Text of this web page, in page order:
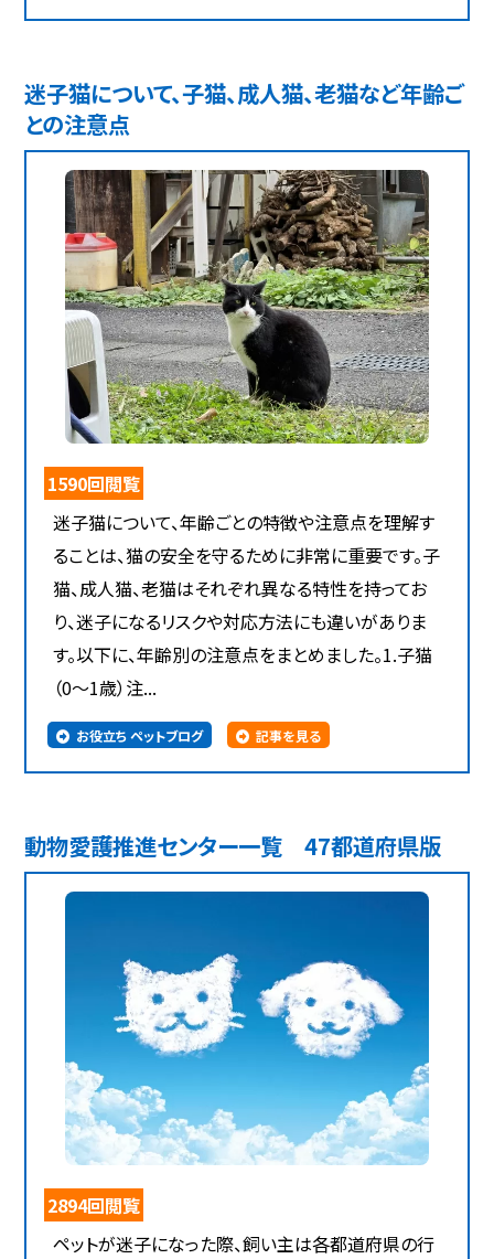
迷子猫について、子猫、成人猫、老猫など年齢ご
との注意点
1590回閲覧
迷子猫について、年齢ごとの特徴や注意点を理解す
ることは、猫の安全を守るために非常に重要です。子
猫、成人猫、老猫はそれぞれ異なる特性を持ってお
り、迷子になるリスクや対応方法にも違いがありま
す。以下に、年齢別の注意点をまとめました。1.子猫
（0～1歳）注...
お役立ち ペットブログ 記事を見る
動物愛護推進センター一覧 47都道府県版
2894回閲覧
ペットが迷子になった際、飼い主は各都道府県の行